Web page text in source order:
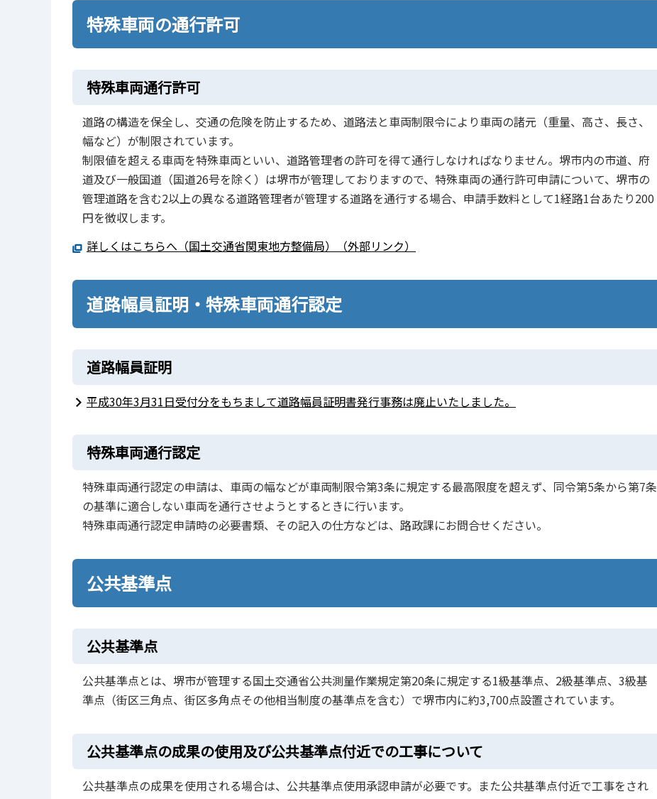
特殊車両の通行許可
特殊車両通行許可
道路の構造を保全し、交通の危険を防止するため、道路法と車両制限令により車両の諸元（重量、高さ、長さ、
幅など）が制限されています。
制限値を超える車両を特殊車両といい、道路管理者の許可を得て通行しなければなりません。堺市内の市道、府
道及び一般国道（国道26号を除く）は堺市が管理しておりますので、特殊車両の通行許可申請について、堺市の
管理道路を含む2以上の異なる道路管理者が管理する道路を通行する場合、申請手数料として1経路1台あたり200
円を徴収します。
詳しくはこちらへ（国土交通省関東地方整備局）（外部リンク）
道路幅員証明・特殊車両通行認定
道路幅員証明
平成30年3月31日受付分をもちまして道路幅員証明書発行事務は廃止いたしました。
特殊車両通行認定
特殊車両通行認定の申請は、車両の幅などが車両制限令第3条に規定する最高限度を超えず、同令第5条から第7条
の基準に適合しない車両を通行させようとするときに行います。
特殊車両通行認定申請時の必要書類、その記入の仕方などは、路政課にお問合せください。
公共基準点
公共基準点
公共基準点とは、堺市が管理する国土交通省公共測量作業規定第20条に規定する1級基準点、2級基準点、3級基
準点（街区三角点、街区多角点その他相当制度の基準点を含む）で堺市内に約3,700点設置されています。
公共基準点の成果の使用及び公共基準点付近での工事について
公共基準点の成果を使用される場合は、公共基準点使用承認申請が必要です。また公共基準点付近で工事をされ